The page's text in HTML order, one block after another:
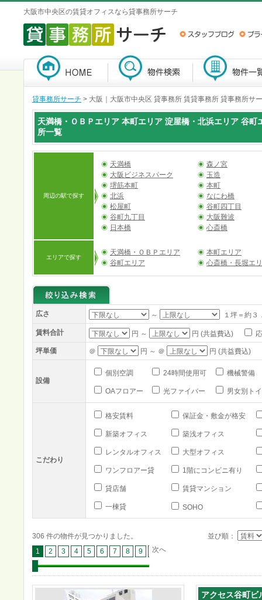
大阪市中央区の賃貸オフィスなら貸事務所サーチ
貸事務所サーチ > 大阪｜大阪市中央区 貸事務所 賃貸事務所 貸事務所サ
天満橋・ＯＢＰエリア 本町エリア 淀屋橋・北浜エリア 谷
所一覧
周辺の駅で探す
天満橋
森ノ宮
大阪ビジネスパーク
玉造
堺筋本町
本町
北浜
なにわ橋
松屋町
谷町四丁目
谷町九丁目
大阪難波
日本橋
心斎橋
エリアで探す
天満橋・ＯＢＰエリア
本町エリア
谷町エリア
心斎橋・長堀エ
広さ ～ １坪＝約３
賃料合計 円 ～ 円 (共益費込)
坪単価 ＠ 円 ～ ＠ 円 (共益費込)
設備
個別空調 24時間使用可 機械警備
OAフロアー 光ファイバー 男女別ト
こだわり
格安賃料 保証金・敷金が格安
新築オフィス 築浅オフィス
レンタルオフィス 大型オフィス
ワンフロアー貸 1階にコンビニ有り
貸店舗 賃貸マンション
一棟貸 SOHO
306 件の物件が見つかりました。
並び順：
1
2 3 4 5 6 7 8 9 10
次へ
アクセス谷町ビ